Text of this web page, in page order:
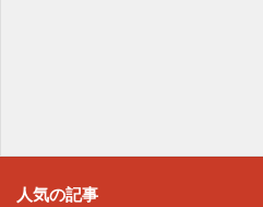
人気の記事